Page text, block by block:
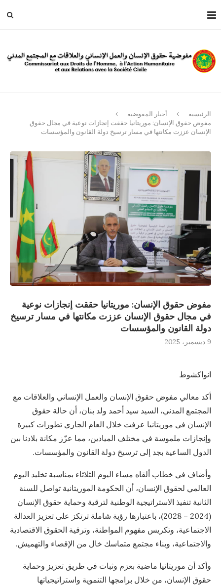
الرئيسية
أخبار المفوضية
مفوض حقوق الإنسان: موريتانيا حققت إنجازات نوعية في مجال حقوق
الإنسان عززت مكانتها في مسار ترسيخ دولة القانون والمؤسسات
مفوض حقوق الإنسان: موريتانيا حققت إنجازات نوعية
في مجال حقوق الإنسان عززت مكانتها في مسار ترسيخ
دولة القانون والمؤسسات
9 ديسمبر، 2025
انواكشوط
أكد معالي مفوض حقوق الإنسان والعمل الإنساني والعلاقات مع
المجتمع المدني، السيد سيد أحمد ولد بنان، أن حالة حقوق
الإنسان في موريتانيا عرفت خلال العام الجاري تطورات كبيرة
وإنجازات ملموسة في مختلف الميادين، مما عزّز مكانة بلادنا بين
الدول الساعية بجد إلى ترسيخ دولة القانون والمؤسسات.
وأضاف في خطاب ألقاه مساء اليوم الثلاثاء بمناسبة تخليد اليوم
العالمي لحقوق الإنسان، أن الحكومة الموريتانية تواصل للسنة
الثانية تنفيذ الاستراتيجية الوطنية لترقية وحماية حقوق الإنسان
(2024 – 2028)، باعتبارها رؤية شاملة ترتكز على تعزيز العدالة
الاجتماعية، وتكريس مفهوم المواطنة، وترقية الحقوق الاقتصادية
والاجتماعية، وبناء مجتمع متماسك خال من الإقصاء والتهميش.
وأكد أن موريتانيا ماضية بعزم وثبات في طريق تعزيز وحماية
حقوق الإنسان، من خلال برامجها التنموية واستراتيجياتها